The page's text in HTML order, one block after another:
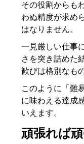
その役割からも
わぬ精度が求め
はなりません。
一見厳しい仕事
さを突き詰めた
歓びは格別なも
このように「難
に味わえる達成
いえます。
頑張れば